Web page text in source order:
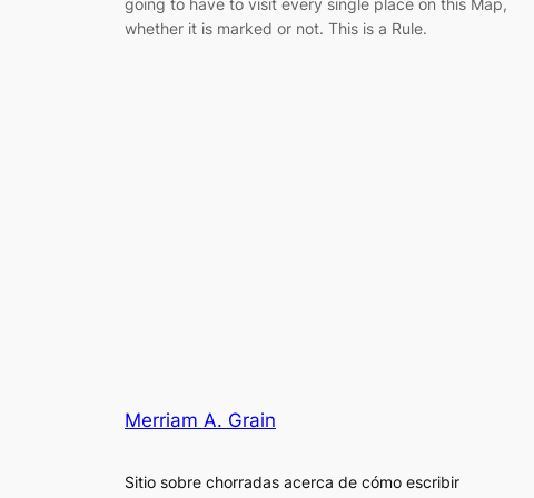
whether it is marked or not. This is a Rule.
Merriam A. Grain
Sitio sobre chorradas acerca de cómo escribir